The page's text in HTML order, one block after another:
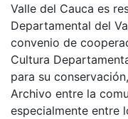
Valle del Cauca es
Departamental del
convenio de
Cultura
para su
Archivo entre la
especialmente entre